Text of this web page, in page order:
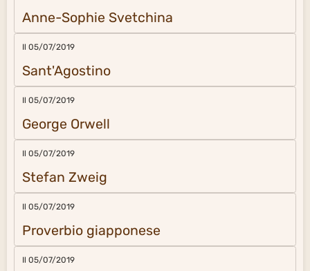
Anne-Sophie Svetchina
Il 05/07/2019
Sant'Agostino
Il 05/07/2019
George Orwell
Il 05/07/2019
Stefan Zweig
Il 05/07/2019
Proverbio giapponese
Il 05/07/2019